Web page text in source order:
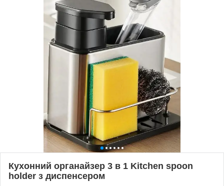
Кухонний органайзер 3 в 1 Kitchen spoon
holder з диспенсером